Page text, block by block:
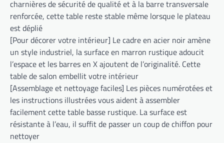
charnières de sécurité de qualité et à la barre transversale
renforcée, cette table reste stable même lorsque le plateau
est déplié
[Pour décorer votre intérieur] Le cadre en acier noir amène
un style industriel, la surface en marron rustique adoucit
l’espace et les barres en X ajoutent de l’originalité. Cette
table de salon embellit votre intérieur
[Assemblage et nettoyage faciles] Les pièces numérotées et
les instructions illustrées vous aident à assembler
facilement cette table basse rustique. La surface est
résistante à l’eau, il suffit de passer un coup de chiffon pour
nettoyer